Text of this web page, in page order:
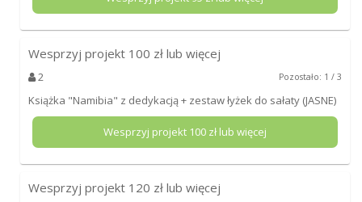
Wesprzyj projekt 100 zł lub więcej
2 Pozostało: 1 / 3
Książka "Namibia" z dedykacją + zestaw łyżek do sałaty (JASNE)
Wesprzyj projekt 100zł lub więcej
Wesprzyj projekt 120 zł lub więcej